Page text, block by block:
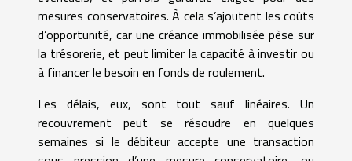
mesures conservatoires. À cela s’ajoutent les coûts
d’opportunité, car une créance immobilisée pèse sur
la trésorerie, et peut limiter la capacité à investir ou
à financer le besoin en fonds de roulement.
Les délais, eux, sont tout sauf linéaires. Un
recouvrement peut se résoudre en quelques
semaines si le débiteur accepte une transaction